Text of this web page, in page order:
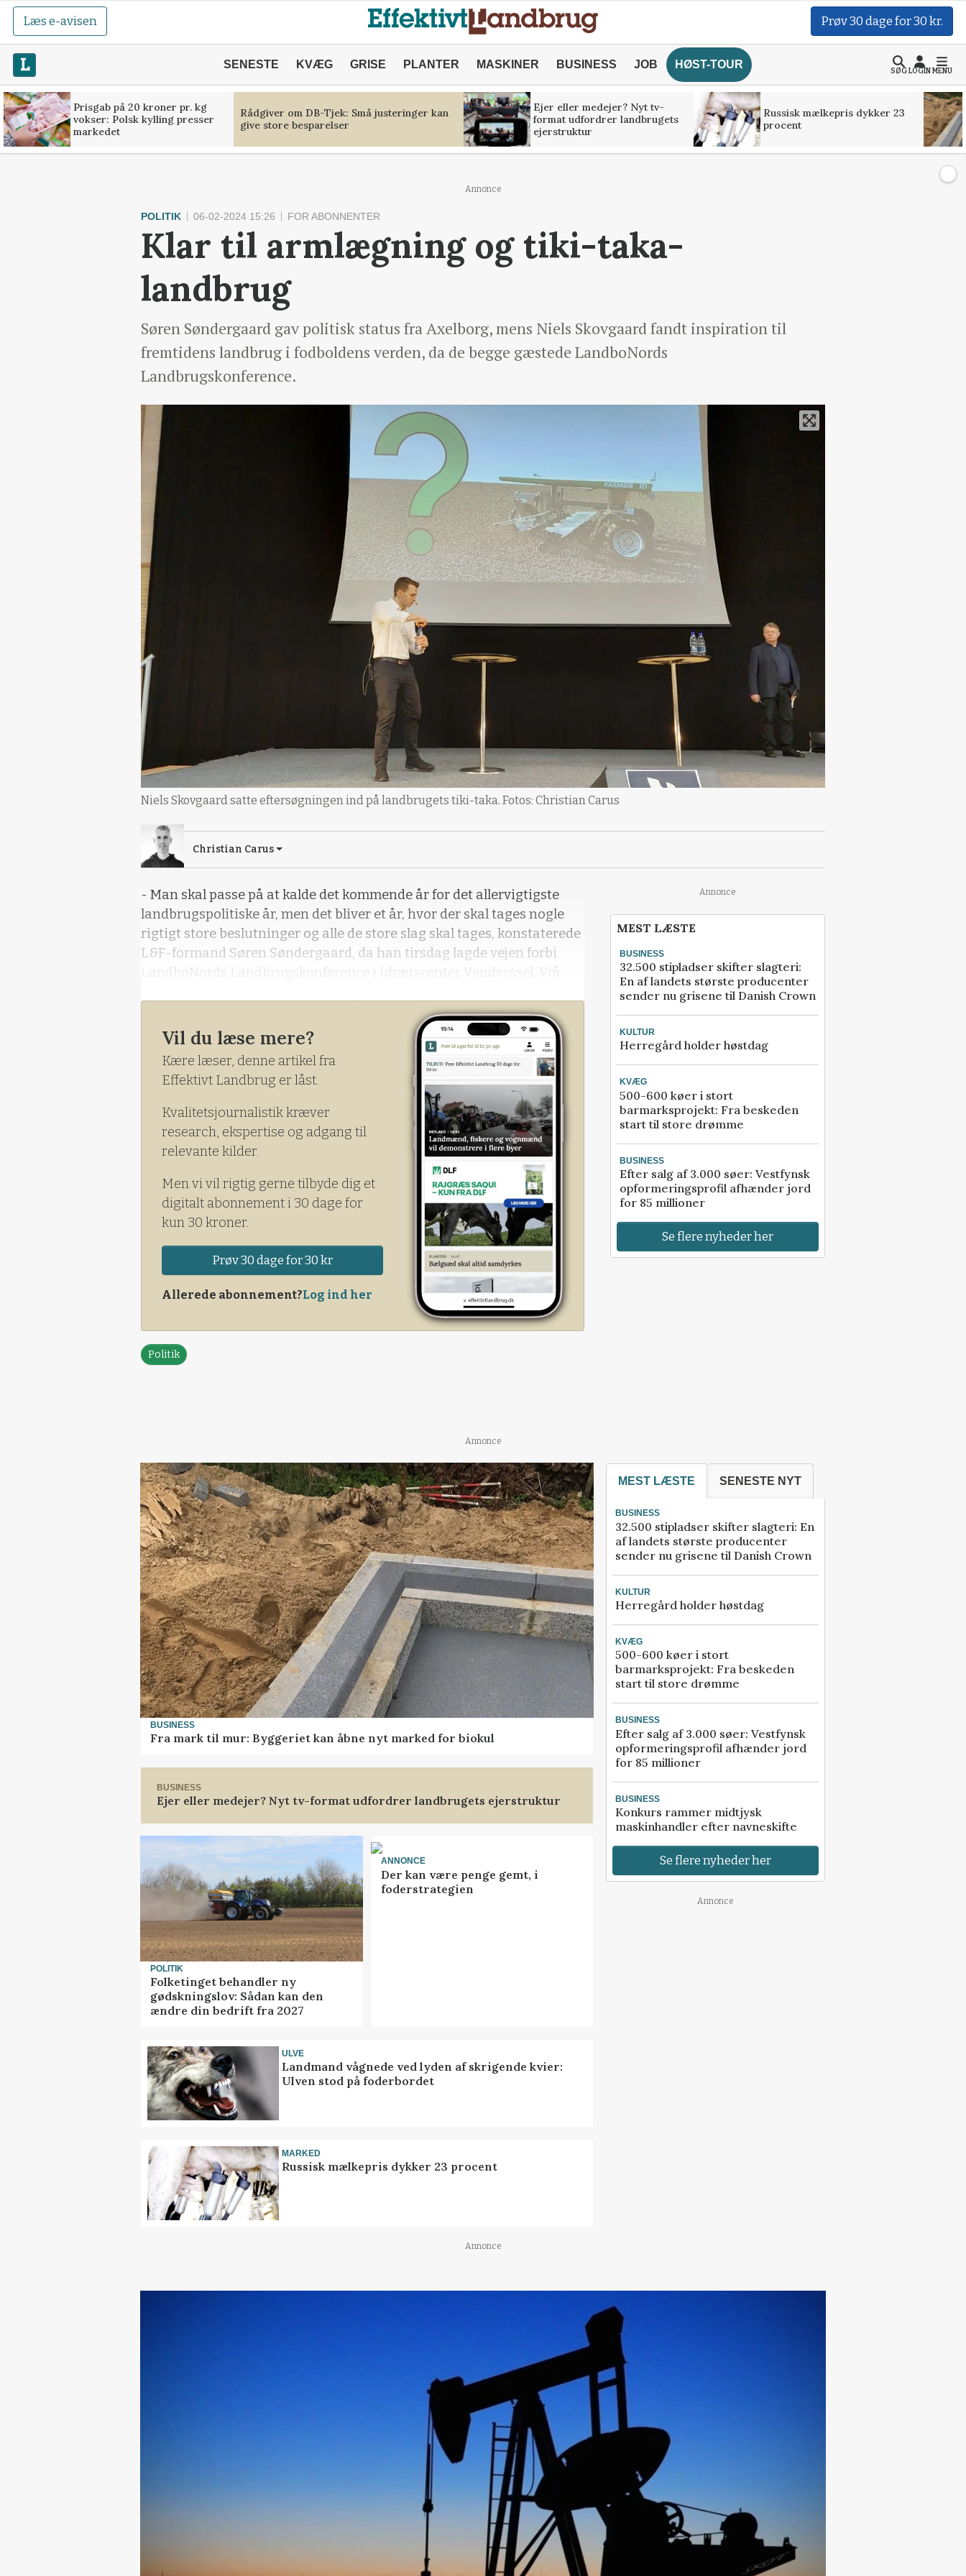
Læs e-avisen Prøv 30 dage for 30 kr.
SENESTE KVÆG GRISE PLANTER MASKINER BUSINESS JOB HØST-TOUR
SØGLOGINMENU
Prisgab på 20 kroner pr. kg
vokser: Polsk kylling presser
markedet
Rådgiver om DB-Tjek: Små justeringer kan
give store besparelser
Ejer eller medejer? Nyt tv-
format udfordrer landbrugets
ejerstruktur
Russisk mælkepris dykker 23
procent
Annonce
POLITIK 06-02-2024 15:26 FOR ABONNENTER
Klar til armlægning og tiki-taka-
landbrug
Søren Søndergaard gav politisk status fra Axelborg, mens Niels Skovgaard fandt inspiration til
fremtidens landbrug i fodboldens verden, da de begge gæstede LandboNords
Landbrugskonference.
Niels Skovgaard satte eftersøgningen ind på landbrugets tiki-taka. Fotos: Christian Carus
Christian Carus
- Man skal passe på at kalde det kommende år for det allervigtigste
landbrugspolitiske år, men det bliver et år, hvor der skal tages nogle
rigtigt store beslutninger og alle de store slag skal tages, konstaterede
L&F-formand Søren Søndergaard, da han tirsdag lagde vejen forbi
LandboNords Landbrugskonference i Idrætscenter Vendsyssel, Vrå.
Efter udvalgsformændenes beretninger gav Søren Søndergaard en
Vil du læse mere?
Kære læser, denne artikel fra
Effektivt Landbrug er låst.
Kvalitetsjournalistik kræver
research, ekspertise og adgang til
relevante kilder.
Men vi vil rigtig gerne tilbyde dig et
digitalt abonnement i 30 dage for
kun 30 kroner.
Prøv 30 dage for 30 kr
Allerede abonnement?Log ind her
Politik
Annonce
MEST LÆSTE
BUSINESS
32.500 stipladser skifter slagteri:
En af landets største producenter
sender nu grisene til Danish Crown
KULTUR
Herregård holder høstdag
KVÆG
500-600 køer i stort
barmarksprojekt: Fra beskeden
start til store drømme
BUSINESS
Efter salg af 3.000 søer: Vestfynsk
opformeringsprofil afhænder jord
for 85 millioner
Se flere nyheder her
Annonce
BUSINESS
Fra mark til mur: Byggeriet kan åbne nyt marked for biokul
BUSINESS
Ejer eller medejer? Nyt tv-format udfordrer landbrugets ejerstruktur
POLITIK
Folketinget behandler ny
gødskningslov: Sådan kan den
ændre din bedrift fra 2027
ANNONCE
Der kan være penge gemt, i
foderstrategien
ULVE
Landmand vågnede ved lyden af skrigende kvier:
Ulven stod på foderbordet
MARKED
Russisk mælkepris dykker 23 procent
MEST LÆSTE SENESTE NYT
BUSINESS
32.500 stipladser skifter slagteri: En
af landets største producenter
sender nu grisene til Danish Crown
KULTUR
Herregård holder høstdag
KVÆG
500-600 køer i stort
barmarksprojekt: Fra beskeden
start til store drømme
BUSINESS
Efter salg af 3.000 søer: Vestfynsk
opformeringsprofil afhænder jord
for 85 millioner
BUSINESS
Konkurs rammer midtjysk
maskinhandler efter navneskifte
Se flere nyheder her
Annonce
Annonce